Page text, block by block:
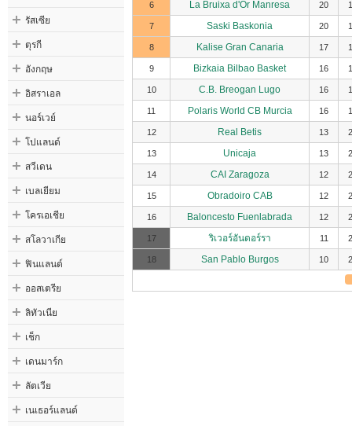
รัสเซีย
ตุรกี
อังกฤษ
อิสราเอล
นอร์เวย์
โปแลนด์
สวีเดน
เบลเยียม
โครเอเชีย
สโลวาเกีย
ฟินแลนด์
ออสเตรีย
ลิทัวเนีย
เช็ก
เดนมาร์ก
ลัตเวีย
เนเธอร์แลนด์
6 La Bruixa d'Or Manresa 20
7 Saski Baskonia 20
8 Kalise Gran Canaria 17
9 Bizkaia Bilbao Basket 16
10 C.B. Breogan Lugo 16
11 Polaris World CB Murcia 16
12 Real Betis 13
13 Unicaja 13
14 CAI Zaragoza 12
15 Obradoiro CAB 12
16 Baloncesto Fuenlabrada 12
17 ริเวอร์อันดอร์รา 11
18 San Pablo Burgos 10